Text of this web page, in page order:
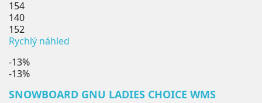
154
140
152
Rychlý náhled
-13%
-13%
SNOWBOARD GNU LADIES CHOICE WMS